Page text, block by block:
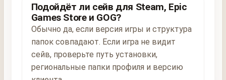
Подойдёт ли сейв для Steam, Epic
Games Store и GOG?
Обычно да, если версия игры и структура
папок совпадают. Если игра не видит
сейв, проверьте путь установки,
региональные папки профиля и версию